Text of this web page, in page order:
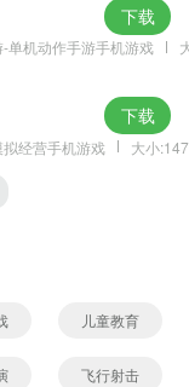
单机动作手游手机游戏
下载
经营手机游戏 大小
下载
儿童教育
飞行射击